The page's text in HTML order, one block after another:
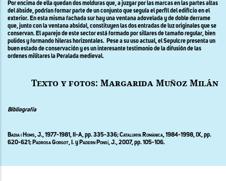
Por encima de ella quedan dos molduras que, a juzgar por las marcas en las partes altas
del ábside, podrían formar parte de un conjunto que seguía el perfil del edificio en el
exterior. En esta misma fachada sur hay una ventana adovelada y de doble derrame
que, junto con la ventana absidal, constituyen las dos entradas de luz originales que se
conservan. El aparejo de este sector está formado por sillares de tamaño regular, bien
pulidos y formando hileras horizontales. Pese a su uso actual, el Sepulcre presenta un
buen estado de conservación y es un interesante testimonio de la difusión de las
ordenes militares la Peralada medieval.
Texto y fotos: Margarida Muñoz Milán
Bibliografía
Badia i Homs, J., 1977-1981, II-A,pp. 335-336;Catalunya Romànica, 1984-1998, IX, pp.
620-621; Padrosa Gorgot, I. y Padern Ponsí, J., 2007, pp. 105-106.